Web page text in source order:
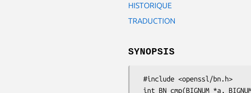
HISTORIQUE
TRADUCTION
SYNOPSIS